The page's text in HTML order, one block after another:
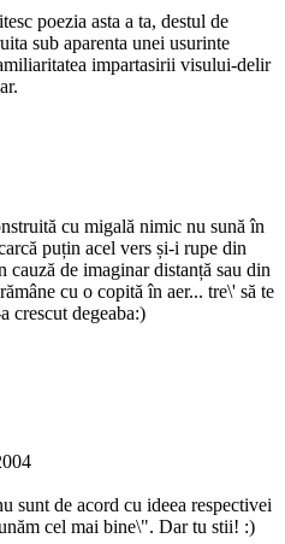
poezia asta a ta, destul de
sub aparenta unei usurinte
impartasirii visului-delir
cu migală nimic nu sună în
puțin acel vers și-i rupe din
cauză de imaginar distanță sau din
cu o copită în aer... tre\' să te
crescut degeaba:)
sunt de acord cu ideea respectivei
cel mai bine\". Dar tu stii! :)